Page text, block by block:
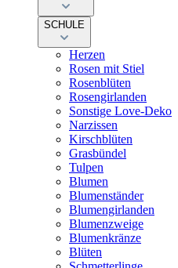
SCHULE
Herzen
Rosen mit Stiel
Rosenblüten
Rosengirlanden
Sonstige Love-Deko
Narzissen
Kirschblüten
Grasbündel
Tulpen
Blumen
Blumenständer
Blumengirlanden
Blumenzweige
Blumenkränze
Blüten